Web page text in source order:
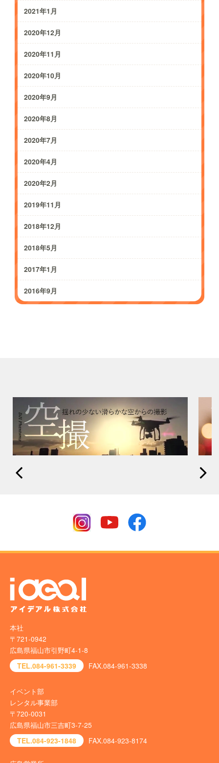
2021年1月
2020年12月
2020年11月
2020年10月
2020年9月
2020年8月
2020年7月
2020年4月
2020年2月
2019年11月
2018年12月
2018年5月
2017年1月
2016年9月
本社
〒721-0942
広島県福山市引野町4-1-8
TEL.084-961-3339
FAX.084-961-3338
イベント部
レンタル事業部
〒720-0031
広島県福山市三吉町3-7-25
TEL.084-923-1848
FAX.084-923-8174